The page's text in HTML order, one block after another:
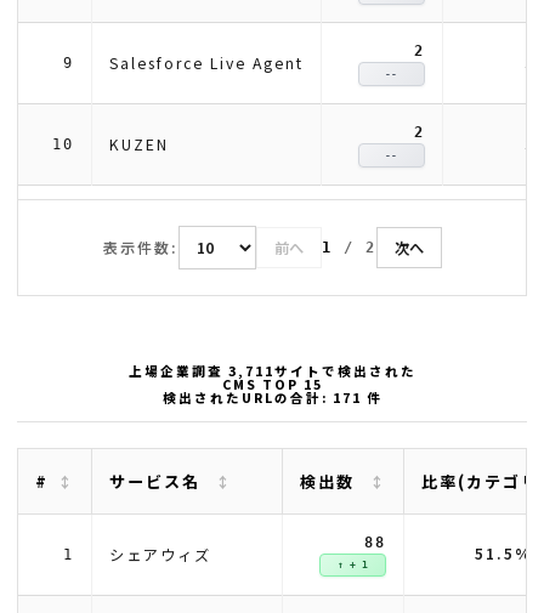
9 Salesforce Live Agent
2
--
10 KUZEN
2
--
表示件数: 前へ 1 / 2 次へ
上場企業調査 3,711サイトで検出された
CMS TOP 15
検出されたURLの合計: 171 件
# サービス名 検出数 比率(カテゴ
1 シェアウィズ
88
↑ + 1 51.5%